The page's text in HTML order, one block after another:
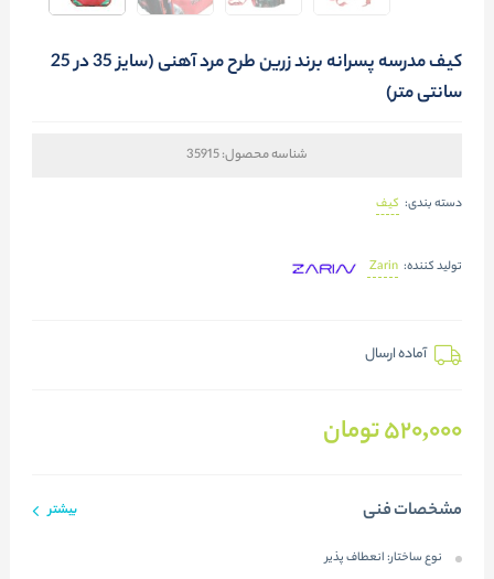
کیف مدرسه پسرانه برند زرین طرح مرد آهنی (سایز 35 در 25
سانتی متر)
شناسه محصول:35915
دسته بندی: کیف
تولید کننده: Zarin
آماده ارسال
520,000تومان
مشخصات فنی بیشتر
نوع ساختار:انعطاف پذیر